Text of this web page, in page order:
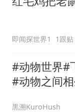
即闻探世界1 1跟贴
#动物世界#
#动物之间
黒溯KuroHush